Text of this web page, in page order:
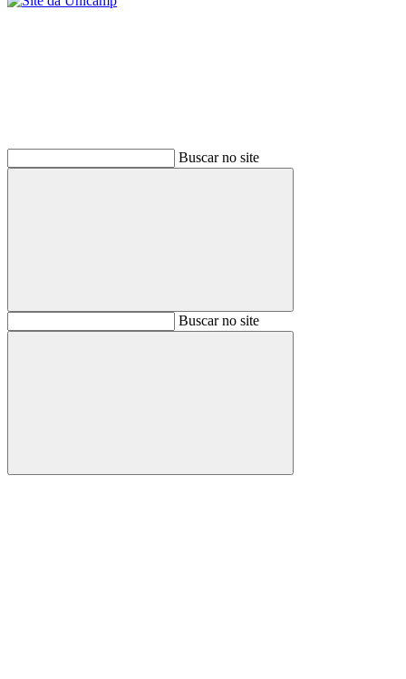
Buscar no site
BuscarBuscar no site
Buscar